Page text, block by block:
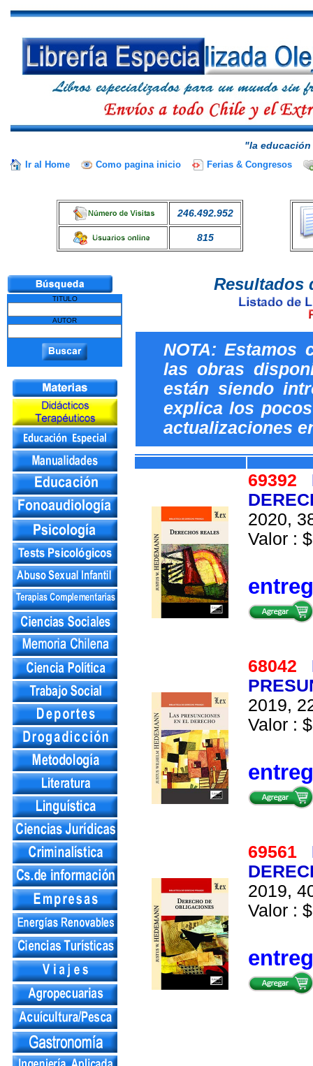
"la
Ir al Home Como pagina inicio Ferias & Congresos
246.492.952
815
TITULO
AUTOR
Resultados
NOTA: Estamos
las obras
están siendo
explica los
actualizaciones
69392
2020,
Valor :
68042
2019,
Valor :
69561
2019,
Valor :